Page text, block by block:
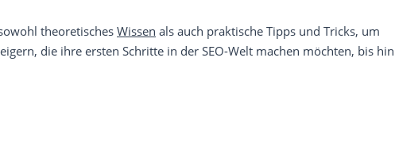
theoretisches Wissen als auch praktische Tipps und Tricks, um
die ihre ersten Schritte in der SEO-Welt machen möchten, bis hin